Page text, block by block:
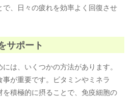
で、日々の疲れを効率よく回復させ
サポート
は、いくつかの方法があります。
が重要です。ビタミンやミネラ
積極的に摂ることで、免疫細胞の